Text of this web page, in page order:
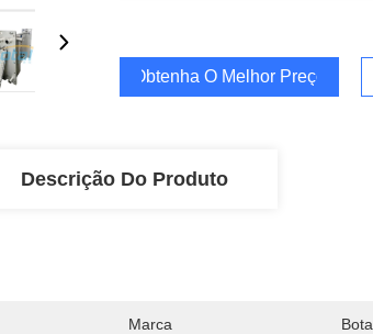
Obtenha O Melhor Preço
Descrição Do Produto
Marca